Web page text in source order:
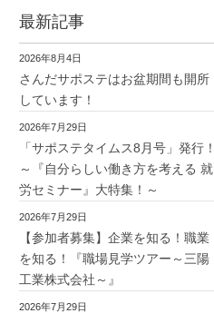
最新記事
2026年8月4日
さんだサポステはお盆期間も開所
しています！
2026年7月29日
「サポステタイムス8月号」発行！
～『自分らしい働き方を考える 就
労セミナー』大特集！～
2026年7月29日
【参加者募集】企業を知る！職業
を知る！『職場見学ツアー～三陽
工業株式会社～』
2026年7月29日